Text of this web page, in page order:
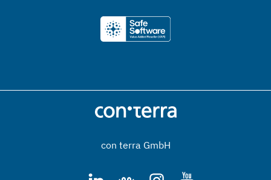
con terra GmbH